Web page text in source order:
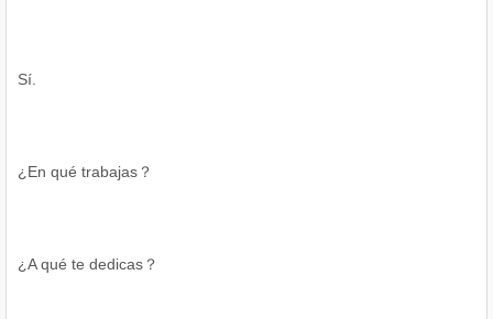
Sí.
¿En qué trabajas？
¿A qué te dedicas？